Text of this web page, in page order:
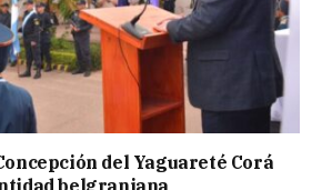
del Yaguareté Corá